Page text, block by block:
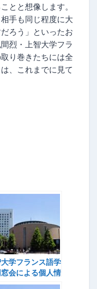
とと想像します。
手も同じ程度に大
ろう」といったお
烈・上智大学フラ
り巻きたちには全
、これまでに見て
学フランス語学
会による個人情
開示事件(23)